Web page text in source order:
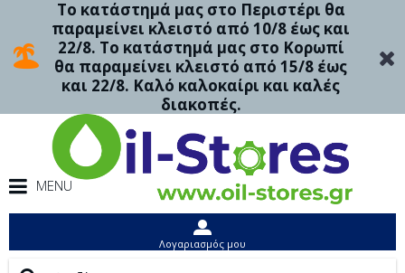
Το κατάστημά μας στο Περιστέρι θα
παραμείνει κλειστό από 10/8 έως και
22/8. Το κατάστημά μας στο Κορωπί
θα παραμείνει κλειστό από 15/8 έως
και 22/8. Καλό καλοκαίρι και καλές
διακοπές.
MENU
Λογαριασμός μου